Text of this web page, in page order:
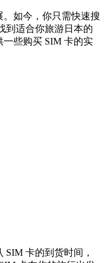
如今，你只需快速搜
到适合你旅游日本的
些购买 SIM 卡的实
卡的到货时间，